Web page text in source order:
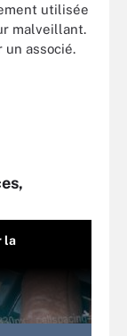
utilisée
malveillant.
un associé.
la